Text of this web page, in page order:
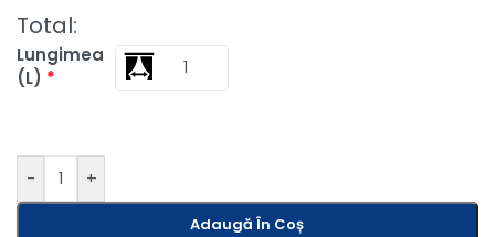
Lungimea
(L) *
- +
Adaugă În Coș
Total: